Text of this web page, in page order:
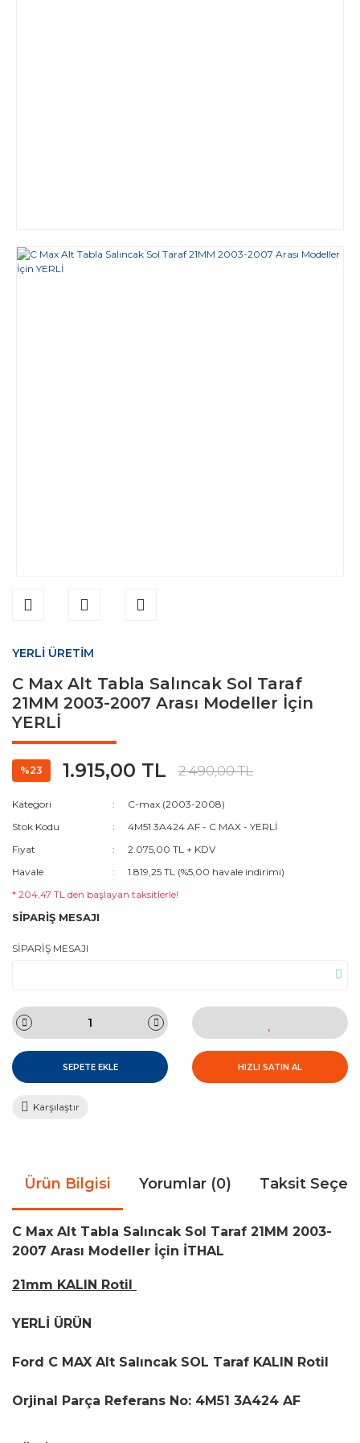
YERLİ ÜRETİM
C Max Alt Tabla Salıncak Sol Taraf
21MM 2003-2007 Arası Modeller İçin
YERLİ
%23 1.915,00 TL 2.490,00 TL
Kategori
C-max (2003-2008)
Stok Kodu
4M51 3A424 AF - C MAX - YERLİ
Fiyat
2.075,00 TL + KDV
Havale
1.819,25 TL (%5,00 havale indirimi)
* 204,47 TL den başlayan taksitlerle!
SİPARİŞ MESAJI
SİPARİŞ MESAJI
SEPETE EKLE HIZLI SATIN AL
Karşılaştır
Ürün Bilgisi Yorumlar (0) Taksit
C Max Alt Tabla Salıncak Sol Taraf 21MM 2003-
2007 Arası Modeller İçin İTHAL
21mm KALIN Rotil
YERLİ ÜRÜN
Ford C MAX Alt Salıncak SOL Taraf KALIN Rotil
Orjinal Parça Referans No: 4M51 3A424 AF